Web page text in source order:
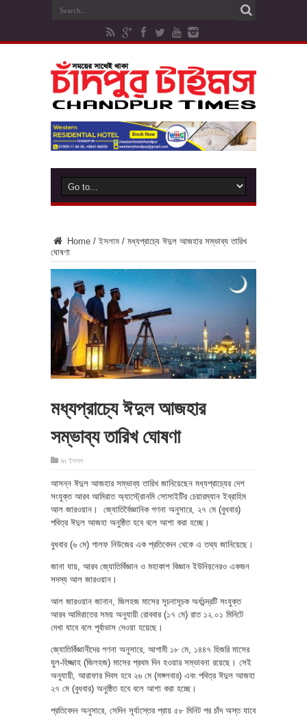
Home / ইসলাম / মধ্যপ্রাচ্যে ঈদুল আজহার সম্ভাব্য তারিখ
ঘোষণা
মধ্যপ্রাচ্যে ঈদুল আজহার
সম্ভাব্য তারিখ ঘোষণা
in ইসলাম
আসন্ন ঈদুল আজহার সম্ভাব্য তারিখ জানিয়েছেন মধ্যপ্রাচ্যের দেশ
সংযুক্ত আরব আমিরাত অ্যাস্ট্রোনমি সোসাইটির চেয়ারম্যান ইব্রাহিম
আল জারওয়ান। জ্যোতির্বৈজ্ঞানিক গণনা অনুসারে, ২৭ মে (বুধবার)
পবিত্র ঈদুল আজহা অনুষ্ঠিত হবে বলে আশা করা হচ্ছে।
বুধবার (৬ মে) গালফ নিউজের এক প্রতিবেদন থেকে এ তথ্য জানিয়েছে।
জানা যায়, আরব জ্যোতির্বিজ্ঞান ও মহাকাশ বিজ্ঞান ইউনিয়নেরও একজন
সদস্য আল জারওয়ান।
আল জারওয়ান জানান, জিলহজ মাসের সূচনাসূচক অর্ধচন্দ্রটি সংযুক্ত
আরব আমিরাতের সময় অনুযায়ী রোববার (১৭ মে) রাত ১২.০১ মিনিটে
দেখা যাবে বলে পূর্বাভাস দেওয়া হয়েছে।
জ্যোতির্বিজ্ঞানীদের গণনা অনুসারে, আগামী ১৮ মে, ১৪৪৭ হিজরি মাসের
যুল-হিজ্জাহ (জিলহজ) মাসের প্রথম দিন হওয়ার সম্ভাবনা রয়েছে। সেই
অনুযায়ী, আরাফার দিবস হবে ২৬ মে (মঙ্গলবার) এবং পবিত্র ঈদুল আজহা
২৭ মে (বুধবার) অনুষ্ঠিত হবে বলে আশা করা হচ্ছে।
প্রতিবেদন অনুসারে, সেদিন সূর্যাস্তের প্রায় ৫৮ মিনিট পর চাঁদ অস্ত যাবে